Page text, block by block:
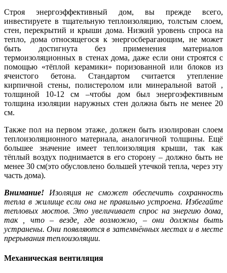
Строя энергоэффективный дом, вы прежде всего,
инвестируете в тщательную теплоизоляцию, толстым слоем,
стен, перекрытий и крыши дома. Низкий уровень спроса на
тепло, дома относящегося к энергосберагающим, не может
быть достигнута без применения материалов
термоизоляционных в стенах дома, даже если они строятся с
помощью «тёплой керамики» поризованной или блоков из
ячеистого бетона. Стандартом считается утепление
кирпичной стены, полистеролом или минеральной ватой ,
толщиной 10-12 см –чтобы дом был энергоэфективным
толщина изоляции наружных стен должна быть не менее 20
см.
Также пол на первом этаже, должен быть изолирован слоем
теплоизоляционного материала, аналогичной толщины. Ещё
большее значение имеет теплоизоляция крыши, так как
тёплый воздух поднимается в его сторону – должно быть не
менее 30 см(это обусловлено большей утечкой тепла, через эту
часть дома).
Внимание! Изоляция не cможет обеспечить cохранность
тепла в жилище если она не правильно устроена. Избегайте
тепловых мостов. Это увеличивает спрос на энергию дома,
так , что – везде, где возможно, – они должны быть
устранены. Они появляются в затемнённых местах и в месте
прерывания теплоизоляции.
Механическая вентиляция